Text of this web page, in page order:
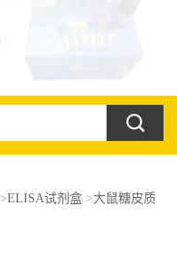
>ELISA试剂盒>大鼠糖皮质